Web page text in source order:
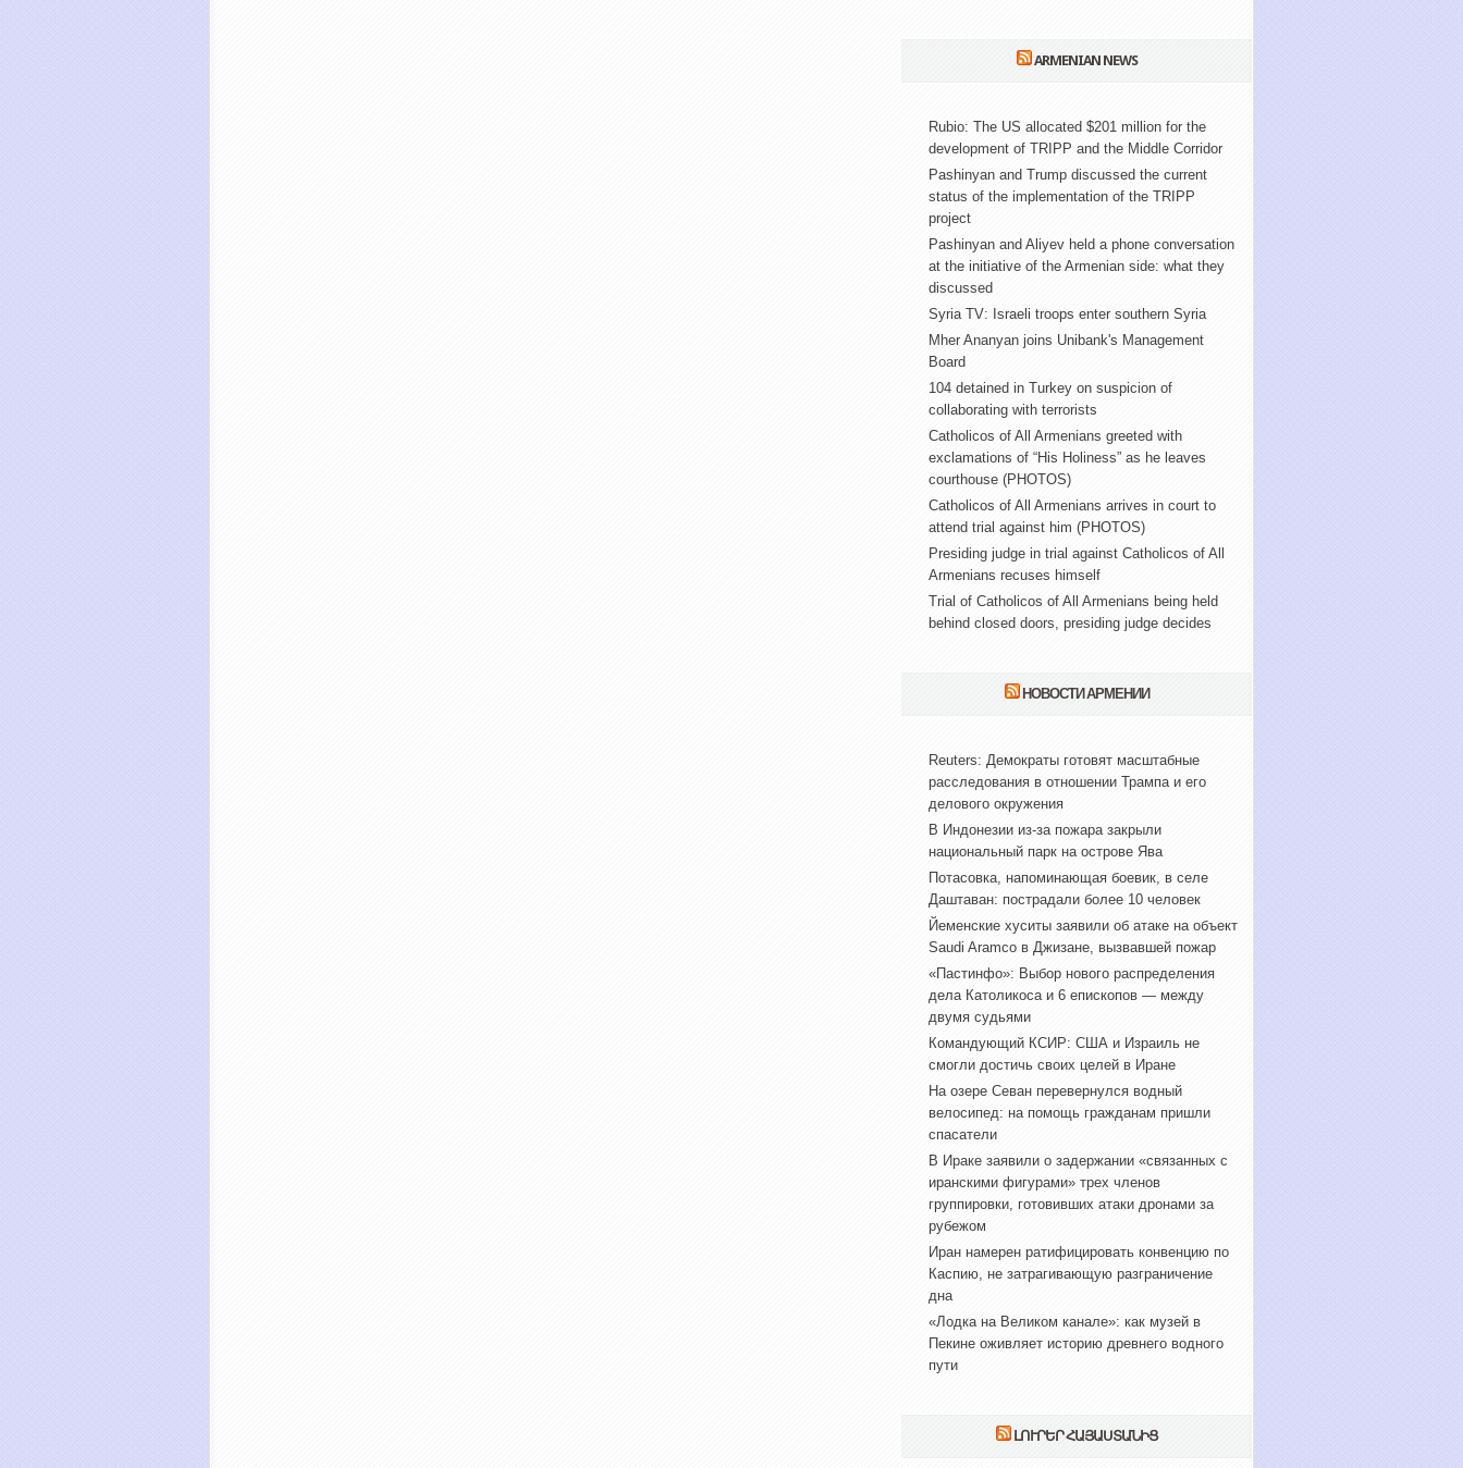
ARMENIAN NEWS
Rubio: The US allocated $201 million for the
development of TRIPP and the Middle Corridor
Pashinyan and Trump discussed the current
status of the implementation of the TRIPP
project
Pashinyan and Aliyev held a phone conversation
at the initiative of the Armenian side: what they
discussed
Syria TV: Israeli troops enter southern Syria
Mher Ananyan joins Unibank's Management
Board
104 detained in Turkey on suspicion of
collaborating with terrorists
Catholicos of All Armenians greeted with
exclamations of “His Holiness” as he leaves
courthouse (PHOTOS)
Catholicos of All Armenians arrives in court to
attend trial against him (PHOTOS)
Presiding judge in trial against Catholicos of All
Armenians recuses himself
Trial of Catholicos of All Armenians being held
behind closed doors, presiding judge decides
НОВОСТИ АРМЕНИИ
Reuters: Демократы готовят масштабные
расследования в отношении Трампа и его
делового окружения
В Индонезии из-за пожара закрыли
национальный парк на острове Ява
Потасовка, напоминающая боевик, в селе
Даштаван: пострадали более 10 человек
Йеменские хуситы заявили об атаке на объект
Saudi Aramco в Джизане, вызвавшей пожар
«Пастинфо»: Выбор нового распределения
дела Католикоса и 6 епископов — между
двумя судьями
Командующий КСИР: США и Израиль не
смогли достичь своих целей в Иране
На озере Севан перевернулся водный
велосипед: на помощь гражданам пришли
спасатели
В Ираке заявили о задержании «связанных с
иранскими фигурами» трех членов
группировки, готовивших атаки дронами за
рубежом
Иран намерен ратифицировать конвенцию по
Каспию, не затрагивающую разграничение
дна
«Лодка на Великом канале»: как музей в
Пекине оживляет историю древнего водного
пути
ԼՈՒՐԵՐ ՀԱՅԱՍՏԱՆԻՑ